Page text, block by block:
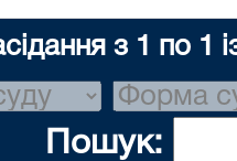
з 1 по 1
Пошук: